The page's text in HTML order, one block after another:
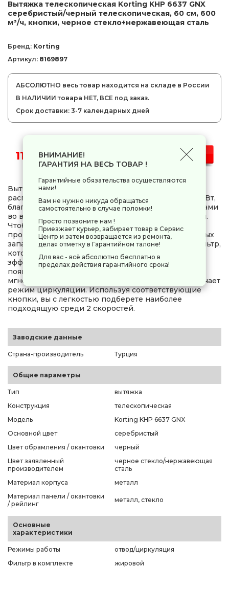
Вытяжка телескопическая Korting KHP 6637 GNX
серебристый/черный телескопическая, 60 см, 600
м³/ч, кнопки, черное стекло+нержавеющая сталь
Бренд: Korting
Артикул: 8169897
АБСОЛЮТНО весь товар находится на складе в России
В НАЛИЧИИ товара НЕТ, ВСЕ под заказ.
Срок доставки: 3-7 календарных дней
11 844 руб.
Вытяжка телескопическая Korting KHP 6637 GNX
располагает 1 светодиодной лампой мощностью 5 Вт,
благодаря которой вы не столкнетесь с неудобствами
во время эксплуатации устройства в темное время.
Чтобы исключить необходимость в длительном
проветривании помещения от копоти и неприятных
запахов, активируйте режим отвода. Жировой фильтр,
которым дополнена Korting KHP 6637 GNX,
эффективно поглощает загрязнения, нередко
появляющиеся в ходе кулинарного процесса. За
мгновенную и эффективную очистку воздуха отвечает
режим циркуляции. Используя соответствующие
кнопки, вы с легкостью подберете наиболее
подходящую среди 2 скоростей.
Заводские данные
Страна-производитель Турция
Общие параметры
Тип
вытяжка
Конструкция
телескопическая
Модель
Korting KHP 6637 GNX
Основной цвет
серебристый
Цвет обрамления / окантовки
черный
Цвет заявленный
производителем
черное стекло/нержавеющая
сталь
Материал корпуса
металл
Материал панели / окантовки
/ рейлинг
металл, стекло
Основные
характеристики
Режимы работы
отвод/циркуляция
Фильтр в комплекте
жировой
ВНИМАНИЕ!
ГАРАНТИЯ НА ВЕСЬ ТОВАР !
Гарантийные обязательства осуществляются
нами!
Вам не нужно никуда обращаться
самостоятельно в случае поломки!
Просто позвоните нам !
Приезжает курьер, забирает товар в Сервис
Центр и затем возвращается из ремонта,
делая отметку в Гарантийном талоне!
Для вас - всё абсолютно бесплатно в
пределах действия гарантийного срока!